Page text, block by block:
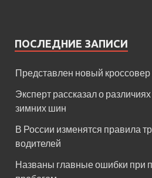
ПОСЛЕДНИЕ ЗАПИСИ
Представлен новый
Эксперт рассказал о
зимних шин
В России изменятся правила
водителей
Названы главные ошибки при